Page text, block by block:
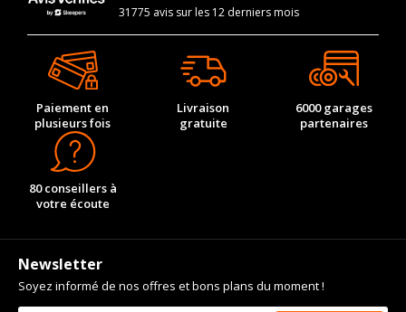
31775 avis sur les 12 derniers mois
Paiement en
plusieurs fois
Livraison
gratuite
6000 garages
partenaires
80 conseillers à
votre écoute
Newsletter
Soyez informé de nos offres et bons plans du moment !